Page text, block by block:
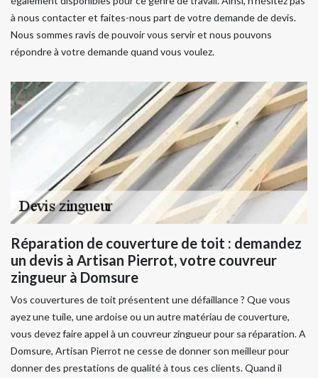
à nous contacter et faites-nous part de votre demande de devis.
Nous sommes ravis de pouvoir vous servir et nous pouvons
répondre à votre demande quand vous voulez.
Réparation de couverture de toit : demandez
un devis à Artisan Pierrot, votre couvreur
zingueur à Domsure
Vos couvertures de toit présentent une défaillance ? Que vous
ayez une tuile, une ardoise ou un autre matériau de couverture,
vous devez faire appel à un couvreur zingueur pour sa réparation. A
Domsure, Artisan Pierrot ne cesse de donner son meilleur pour
donner des prestations de qualité à tous ces clients. Quand il